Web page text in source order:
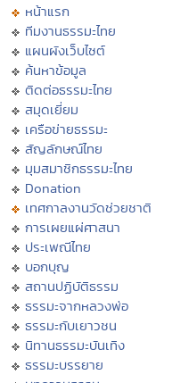
หน้าแรก
ทีมงานธรรมะไทย
แผนผังเว็บไซต์
ค้นหาข้อมูล
ติดต่อธรรมะไทย
สมุดเยี่ยม
เครือข่ายธรรมะ
สัญลักษณ์ไทย
มุมสมาชิกธรรมะไทย
Donation
เทศกาลงานวัดช่วยชาติ
การเผยแผ่ศาสนา
ประเพณีไทย
บอกบุญ
สถานปฏิบัติธรรม
ธรรมะจากหลวงพ่อ
ธรรมะกับเยาวชน
นิทานธรรมะบันเทิง
ธรรมะบรรยาย